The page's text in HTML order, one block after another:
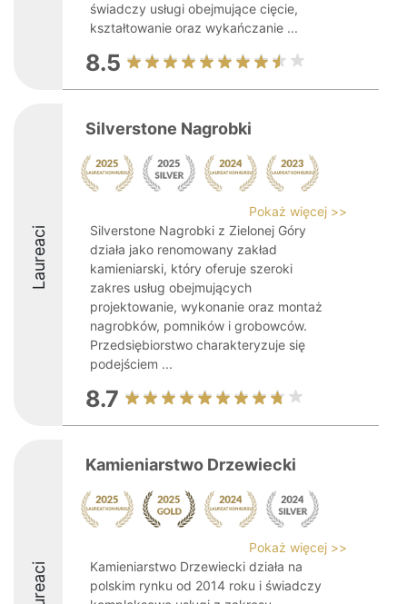
świadczy usługi obejmujące cięcie,
kształtowanie oraz wykańczanie ...
8.5
Laureaci
Silverstone Nagrobki
Pokaż więcej >>
Silverstone Nagrobki z Zielonej Góry
działa jako renomowany zakład
kamieniarski, który oferuje szeroki
zakres usług obejmujących
projektowanie, wykonanie oraz montaż
nagrobków, pomników i grobowców.
Przedsiębiorstwo charakteryzuje się
podejściem ...
8.7
Kamieniarstwo Drzewiecki
Pokaż więcej >>
Kamieniarstwo Drzewiecki działa na
polskim rynku od 2014 roku i świadczy